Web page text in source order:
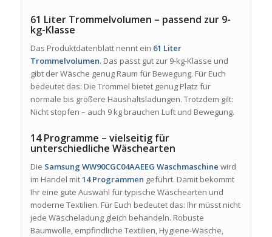
61 Liter Trommelvolumen – passend zur 9-
kg-Klasse
Das Produktdatenblatt nennt ein 61 Liter
Trommelvolumen. Das passt gut zur 9-kg-Klasse und
gibt der Wäsche genug Raum für Bewegung. Für Euch
bedeutet das: Die Trommel bietet genug Platz für
normale bis größere Haushaltsladungen. Trotzdem gilt:
Nicht stopfen – auch 9 kg brauchen Luft und Bewegung.
14 Programme – vielseitig für
unterschiedliche Wäschearten
Die Samsung WW90CGC04AAEEG Waschmaschine wird
im Handel mit14 Programmen geführt. Damit bekommt
Ihr eine gute Auswahl für typische Wäschearten und
moderne Textilien. Für Euch bedeutet das: Ihr müsst nicht
jede Wäscheladung gleich behandeln. Robuste
Baumwolle, empfindliche Textilien, Hygiene-Wäsche,